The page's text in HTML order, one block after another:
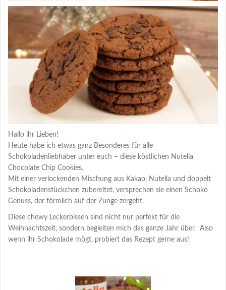
Hallo ihr Lieben!
Heute habe ich etwas ganz Besonderes für alle
Schokoladenliebhaber unter euch – diese köstlichen Nutella
Chocolate Chip Cookies.
Mit einer verlockenden Mischung aus Kakao, Nutella und doppelt
Schokoladenstückchen zubereitet, versprechen sie einen Schoko
Genuss, der förmlich auf der Zunge zergeht.
Diese chewy Leckerbissen sind nicht nur perfekt für die
Weihnachtszeit, sondern begleiten mich das ganze Jahr über. Also
wenn ihr Schokolade mögt, probiert das Rezept gerne aus!